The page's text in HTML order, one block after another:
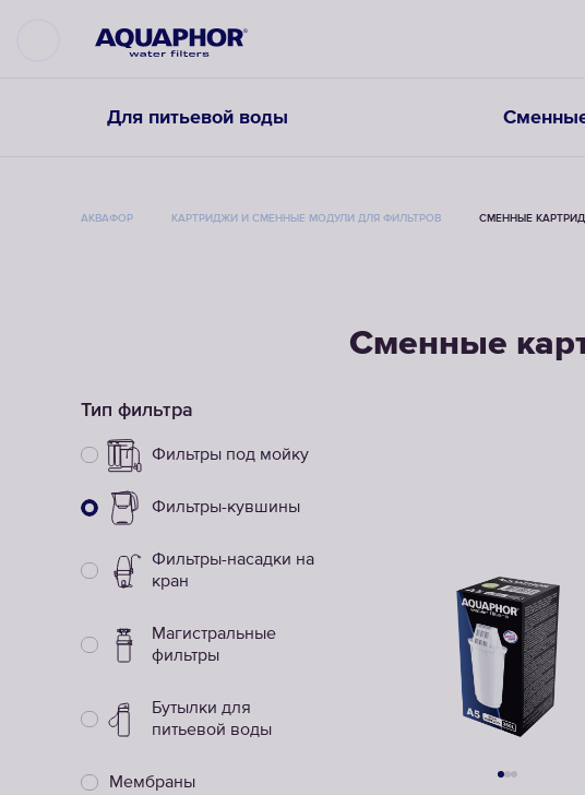
Для питьевой воды
АКВАФОР КАРТРИДЖИ И СМЕННЫЕ МОДУЛИ ДЛЯ ФИЛЬТРОВ СМЕННЫЕ
Сменные
Тип фильтра
Фильтры под мойку
Фильтры-кувшины
Фильтры-насадки на
кран
Магистральные
фильтры
Бутылки для
питьевой воды
Мембраны